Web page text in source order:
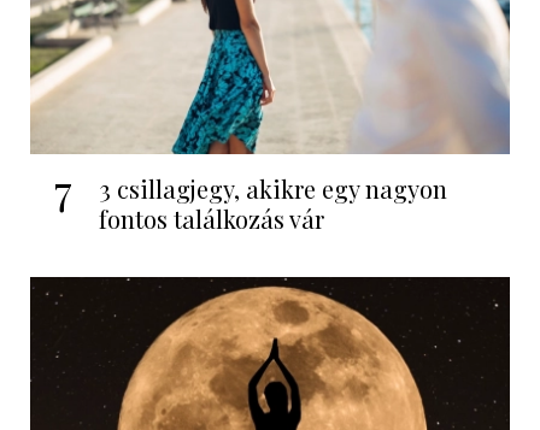
7
3 csillagjegy, akikre egy nagyon
fontos találkozás vár